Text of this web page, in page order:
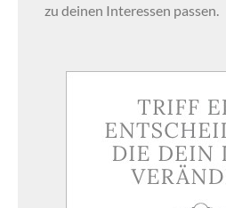
zu deinen Interessen passen.